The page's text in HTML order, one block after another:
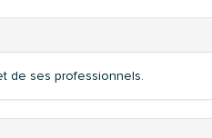
de ses professionnels.